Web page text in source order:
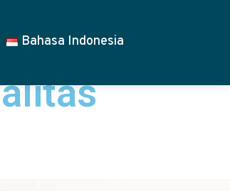
Bahasa Indonesia